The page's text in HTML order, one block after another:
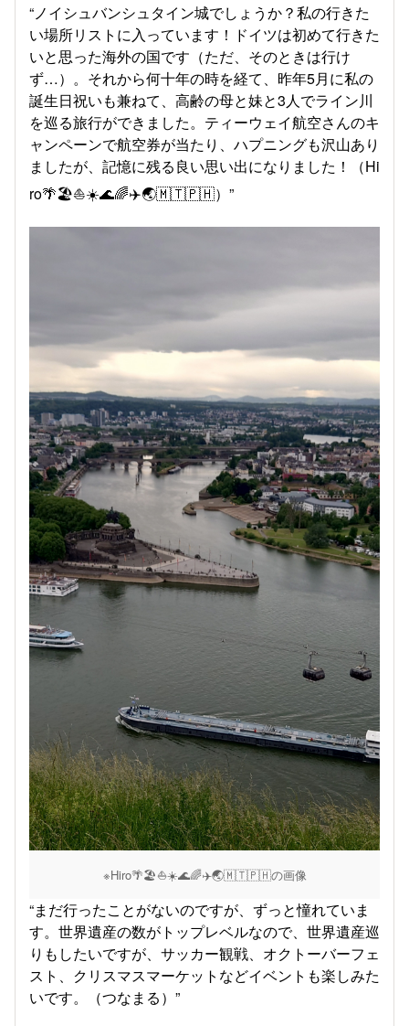
“ノイシュバンシュタイン城でしょうか？私の行きた
い場所リストに入っています！ドイツは初めて行きた
いと思った海外の国です（ただ、そのときは行け
ず…）。それから何十年の時を経て、昨年5月に私の
誕生日祝いも兼ねて、高齢の母と妹と3人でライン川
を巡る旅行ができました。ティーウェイ航空さんのキ
ャンペーンで航空券が当たり、ハプニングも沢山あり
ましたが、記憶に残る良い思い出になりました！（Hi
ro🌴🏖️⛵️☀️🌊🌈✈️🌏️🇲🇹🇵🇭）”
※Hiro🌴🏖️⛵️☀️🌊🌈✈️🌏️🇲🇹🇵🇭の画像
“まだ行ったことがないのですが、ずっと憧れていま
す。世界遺産の数がトップレベルなので、世界遺産巡
りもしたいですが、サッカー観戦、オクトーバーフェ
スト、クリスマスマーケットなどイベントも楽しみた
いです。（つなまる）”